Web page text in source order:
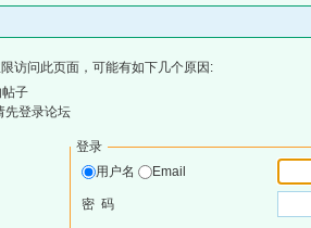
访问此页面，可能有如下几个原因:
子
先登录论坛
登录
用户名
Email
密 码